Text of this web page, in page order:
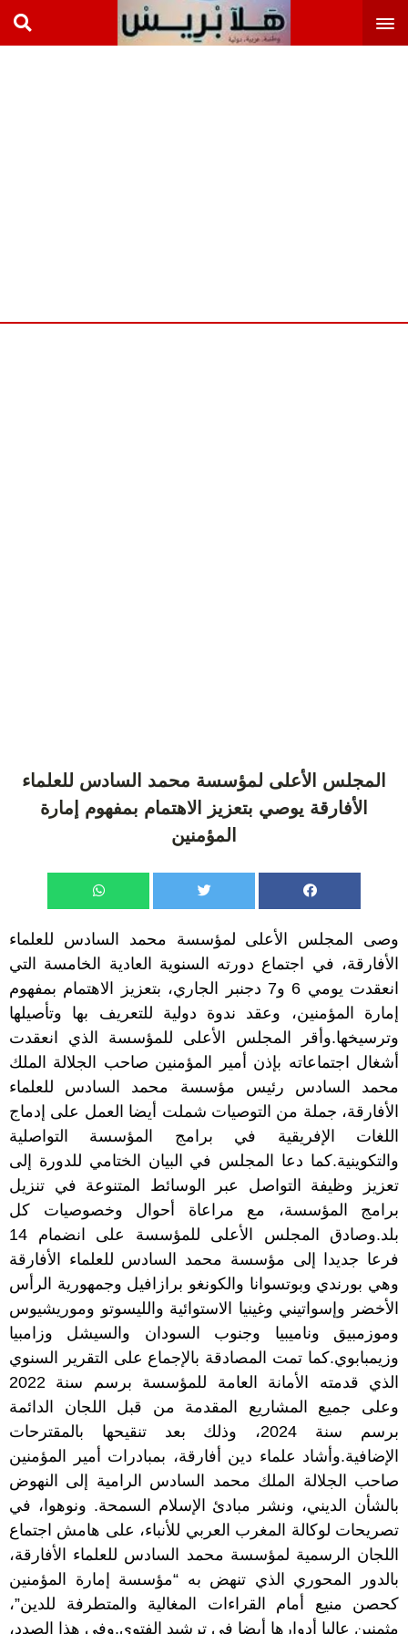
المجلس الأعلى لمؤسسة محمد السادس للعلماء
الأفارقة يوصي بتعزيز الاهتمام بمفهوم إمارة
المؤمنين
وصى المجلس الأعلى لمؤسسة محمد السادس للعلماء
الأفارقة، في اجتماع دورته السنوية العادية الخامسة التي
انعقدت يومي 6 و7 دجنبر الجاري، بتعزيز الاهتمام بمفهوم
إمارة المؤمنين، وعقد ندوة دولية للتعريف بها وتأصيلها
وترسيخها.وأقر المجلس الأعلى للمؤسسة الذي انعقدت
أشغال اجتماعاته بإذن أمير المؤمنين صاحب الجلالة الملك
محمد السادس رئيس مؤسسة محمد السادس للعلماء
الأفارقة، جملة من التوصيات شملت أيضا العمل على إدماج
اللغات الإفريقية في برامج المؤسسة التواصلية
والتكوينية.كما دعا المجلس في البيان الختامي للدورة إلى
تعزيز وظيفة التواصل عبر الوسائط المتنوعة في تنزيل
برامج المؤسسة، مع مراعاة أحوال وخصوصيات كل
بلد.وصادق المجلس الأعلى للمؤسسة على انضمام 14
فرعا جديدا إلى مؤسسة محمد السادس للعلماء الأفارقة
وهي بورندي وبوتسوانا والكونغو برازافيل وجمهورية الرأس
الأخضر وإسواتيني وغينيا الاستوائية والليسوتو وموريشيوس
وموزمبيق وناميبيا وجنوب السودان والسيشل وزامبيا
وزيمبابوي.كما تمت المصادقة بالإجماع على التقرير السنوي
الذي قدمته الأمانة العامة للمؤسسة برسم سنة 2022
وعلى جميع المشاريع المقدمة من قبل اللجان الدائمة
برسم سنة 2024، وذلك بعد تنقيحها بالمقترحات
الإضافية.وأشاد علماء دين أفارقة، بمبادرات أمير المؤمنين
صاحب الجلالة الملك محمد السادس الرامية إلى النهوض
بالشأن الديني، ونشر مبادئ الإسلام السمحة. ونوهوا، في
تصريحات لوكالة المغرب العربي للأنباء، على هامش اجتماع
اللجان الرسمية لمؤسسة محمد السادس للعلماء الأفارقة،
بالدور المحوري الذي تنهض به “مؤسسة إمارة المؤمنين
كحصن منيع أمام القراءات المغالية والمتطرفة للدين”،
مثمنين عاليا أدوارها أيضا في ترشيد الفتوى.وفي هذا الصدد،